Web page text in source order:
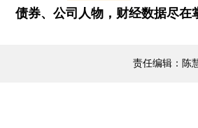
债券、公司人物，财经数据尽在
责任编辑：陈